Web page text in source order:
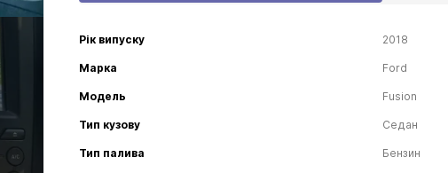
Рік випуску 2018
Марка Ford
Модель Fusion
Тип кузову Седан
Тип палива Бензин